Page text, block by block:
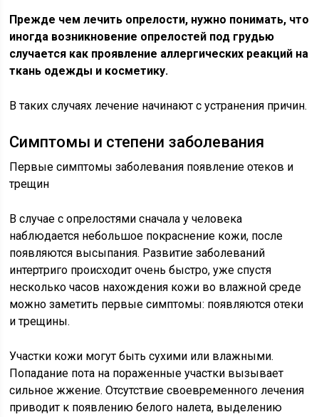
Прежде чем лечить опрелости, нужно понимать, что
иногда возникновение опрелостей под грудью
случается как проявление аллергических реакций на
ткань одежды и косметику.
В таких случаях лечение начинают с устранения причин.
Симптомы и степени заболевания
Первые симптомы заболевания появление отеков и
трещин
В случае с опрелостями сначала у человека
наблюдается небольшое покраснение кожи, после
появляются высыпания. Развитие заболеваний
интертриго происходит очень быстро, уже спустя
несколько часов нахождения кожи во влажной среде
можно заметить первые симптомы: появляются отеки
и трещины.
Участки кожи могут быть сухими или влажными.
Попадание пота на пораженные участки вызывает
сильное жжение. Отсутствие своевременного лечения
приводит к появлению белого налета, выделению